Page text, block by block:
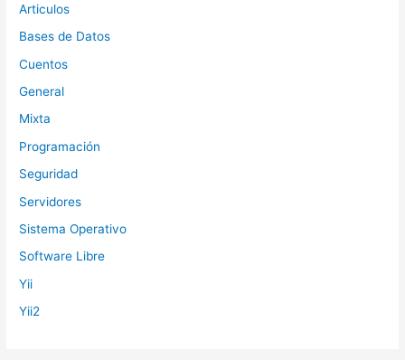
Articulos
Bases de Datos
Cuentos
General
Mixta
Programación
Seguridad
Servidores
Sistema Operativo
Software Libre
Yii
Yii2